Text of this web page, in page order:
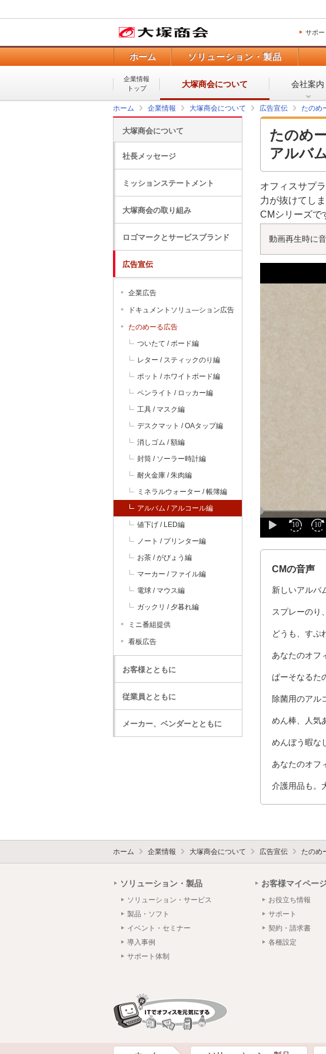
サポー
ホーム ソリューション・製品
企業情報
トップ
大塚商会について 会社案内
ホーム 企業情報 大塚商会について 広告宣伝 たのめ
たのめ
アルバ
オフィスサプ
力が抜けてし
CMシリーズで
動画再生時に
CMの音声
新しいアルバ
スプレーのり
どうも、すぷ
あなたのオフ
ぱーそなるた
除菌用のアル
めん棒、人気
めんぼう暇な
あなたのオフ
介護用品も。
大塚商会について
社長メッセージ
ミッションステートメント
大塚商会の取り組み
ロゴマークとサービスブランド
広告宣伝
企業広告
ドキュメントソリュ―ション広告
たのめーる広告
ついたて / ボード編
レター / スティックのり編
ポット / ホワイトボード編
ペンライト / ロッカー編
工具 / マスク編
デスクマット / OAタップ編
消しゴム / 額編
封筒 / ソーラー時計編
耐火金庫 / 朱肉編
ミネラルウォーター / 帳簿編
アルバム / アルコール編
値下げ / LED編
ノート / プリンター編
お茶 / がびょう編
マーカー / ファイル編
電球 / マウス編
ガックリ / 夕暮れ編
ミニ番組提供
看板広告
お客様とともに
従業員とともに
メーカー、ベンダーとともに
ホーム 企業情報 大塚商会について 広告宣伝 たのめ
ソリューション・製品
ソリューション・サービス
製品・ソフト
イベント・セミナー
導入事例
サポート体制
お客様マイペー
お役立ち情報
サポート
契約・請求書
各種設定